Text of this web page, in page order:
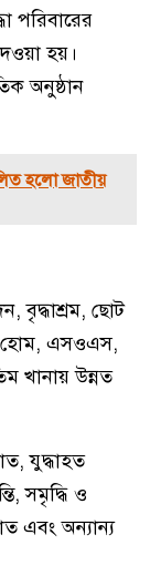
পরিবারের
হয়।
অনুষ্ঠান
হলো জাতীয়
বৃদ্ধাশ্রম, ছোট
হোম, এসওএস,
খানায় উন্নত
যুদ্ধাহত
সমৃদ্ধি ও
এবং অন্যান্য